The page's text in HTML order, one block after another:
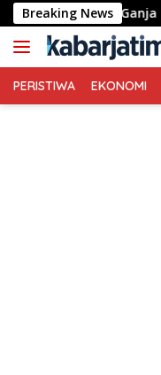
Langsung
ke
konten
Breaking News
Ganja di PN
PERISTIWA EKONOMI